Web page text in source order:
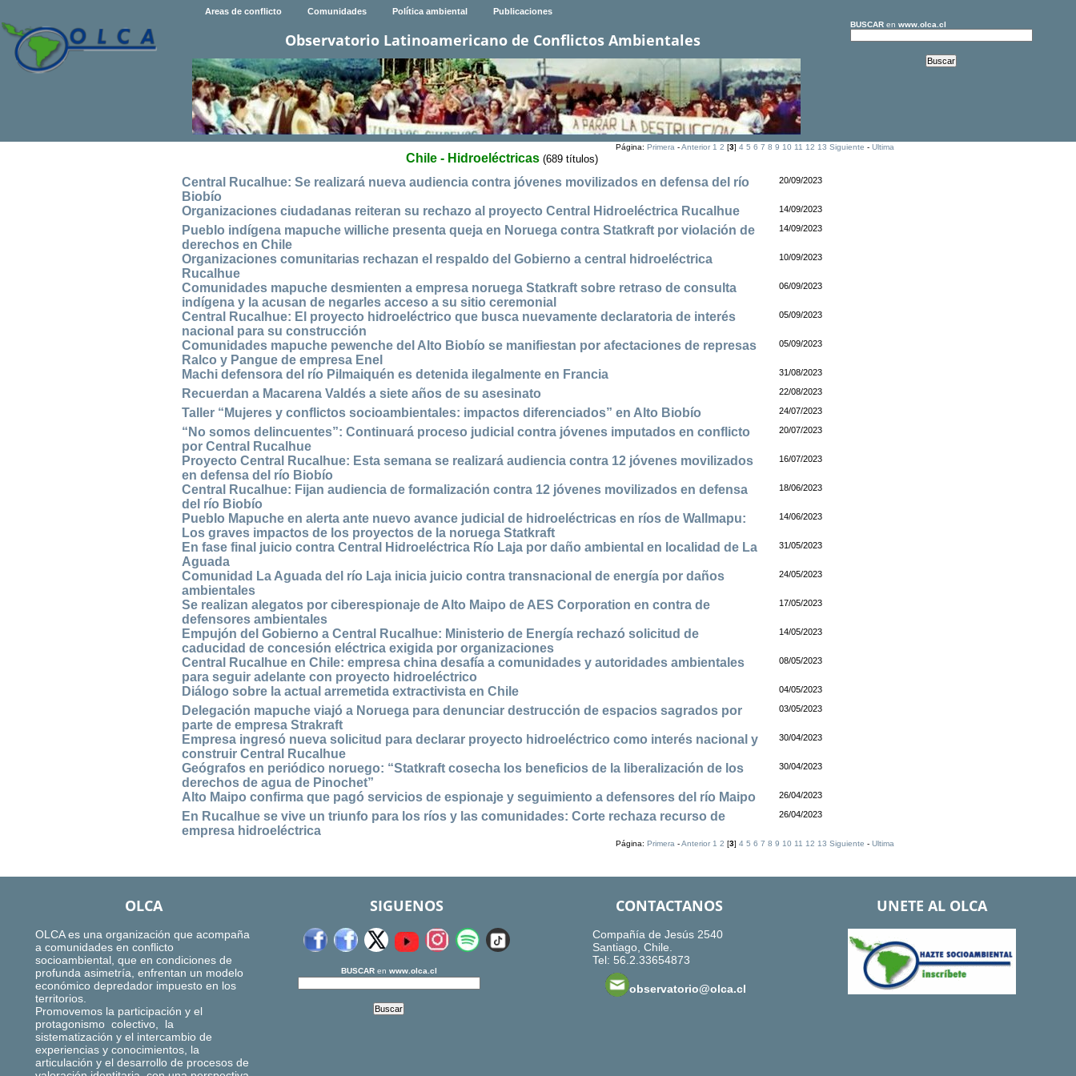
Areas de conflicto Comunidades Política ambiental Publicaciones
Observatorio Latinoamericano de Conflictos Ambientales
BUSCARen www.olca.cl
Página: Primera-Anterior 1 2 [3] 4 5 6 7 8 9 10 11 12 13 Siguiente - Ultima
Chile - Hidroeléctricas (689 títulos)
Central Rucalhue: Se realizará nueva audiencia contra jóvenes movilizados en defensa del río
Biobío
20/09/2023
Organizaciones ciudadanas reiteran su rechazo al proyecto Central Hidroeléctrica Rucalhue 14/09/2023
Pueblo indígena mapuche williche presenta queja en Noruega contra Statkraft por violación de
derechos en Chile
14/09/2023
Organizaciones comunitarias rechazan el respaldo del Gobierno a central hidroeléctrica
Rucalhue
10/09/2023
Comunidades mapuche desmienten a empresa noruega Statkraft sobre retraso de consulta
indígena y la acusan de negarles acceso a su sitio ceremonial
06/09/2023
Central Rucalhue: El proyecto hidroeléctrico que busca nuevamente declaratoria de interés
nacional para su construcción
05/09/2023
Comunidades mapuche pewenche del Alto Biobío se manifiestan por afectaciones de represas
Ralco y Pangue de empresa Enel
05/09/2023
Machi defensora del río Pilmaiquén es detenida ilegalmente en Francia 31/08/2023
Recuerdan a Macarena Valdés a siete años de su asesinato 22/08/2023
Taller “Mujeres y conflictos socioambientales: impactos diferenciados” en Alto Biobío 24/07/2023
“No somos delincuentes”: Continuará proceso judicial contra jóvenes imputados en conflicto
por Central Rucalhue
20/07/2023
Proyecto Central Rucalhue: Esta semana se realizará audiencia contra 12 jóvenes movilizados
en defensa del río Biobío
16/07/2023
Central Rucalhue: Fijan audiencia de formalización contra 12 jóvenes movilizados en defensa
del río Biobío
18/06/2023
Pueblo Mapuche en alerta ante nuevo avance judicial de hidroeléctricas en ríos de Wallmapu:
Los graves impactos de los proyectos de la noruega Statkraft
14/06/2023
En fase final juicio contra Central Hidroeléctrica Río Laja por daño ambiental en localidad de La
Aguada
31/05/2023
Comunidad La Aguada del río Laja inicia juicio contra transnacional de energía por daños
ambientales
24/05/2023
Se realizan alegatos por ciberespionaje de Alto Maipo de AES Corporation en contra de
defensores ambientales
17/05/2023
Empujón del Gobierno a Central Rucalhue: Ministerio de Energía rechazó solicitud de
caducidad de concesión eléctrica exigida por organizaciones
14/05/2023
Central Rucalhue en Chile: empresa china desafía a comunidades y autoridades ambientales
para seguir adelante con proyecto hidroeléctrico
08/05/2023
Diálogo sobre la actual arremetida extractivista en Chile 04/05/2023
Delegación mapuche viajó a Noruega para denunciar destrucción de espacios sagrados por
parte de empresa Strakraft
03/05/2023
Empresa ingresó nueva solicitud para declarar proyecto hidroeléctrico como interés nacional y
construir Central Rucalhue
30/04/2023
Geógrafos en periódico noruego: “Statkraft cosecha los beneficios de la liberalización de los
derechos de agua de Pinochet”
30/04/2023
Alto Maipo confirma que pagó servicios de espionaje y seguimiento a defensores del río Maipo 26/04/2023
En Rucalhue se vive un triunfo para los ríos y las comunidades: Corte rechaza recurso de
empresa hidroeléctrica
26/04/2023
Página: Primera-Anterior 1 2 [3] 4 5 6 7 8 9 10 11 12 13 Siguiente - Ultima
OLCA
OLCA es una organización que acompaña
a comunidades en conflicto
socioambiental, que en condiciones de
profunda asimetría, enfrentan un modelo
económico depredador impuesto en los
territorios.
Promovemos la participación y el
protagonismo colectivo, la
sistematización y el intercambio de
experiencias y conocimientos, la
articulación y el desarrollo de procesos de
SIGUENOS
BUSCARen www.olca.cl
CONTACTANOS
Compañía de Jesús 2540
Santiago, Chile.
Tel: 56.2.33654873
observatorio@olca.cl
UNETE AL OLCA